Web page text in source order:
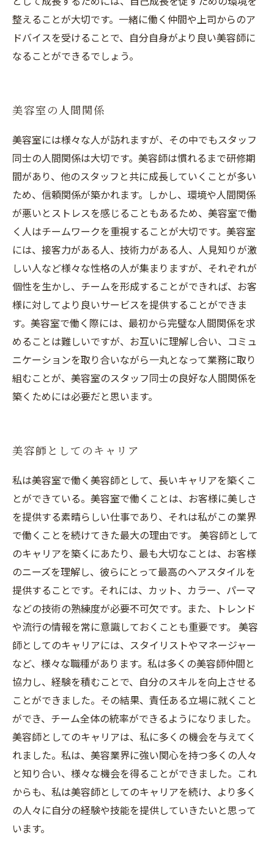
整えることが大切です。一緒に働く仲間や上司からのア
ドバイスを受けることで、自分自身がより良い美容師に
なることができるでしょう。
美容室の人間関係
美容室には様々な人が訪れますが、その中でもスタッフ
同士の人間関係は大切です。美容師は慣れるまで研修期
間があり、他のスタッフと共に成長していくことが多い
ため、信頼関係が築かれます。しかし、環境や人間関係
が悪いとストレスを感じることもあるため、美容室で働
く人はチームワークを重視することが大切です。美容室
には、接客力がある人、技術力がある人、人見知りが激
しい人など様々な性格の人が集まりますが、それぞれが
個性を生かし、チームを形成することができれば、お客
様に対してより良いサービスを提供することができま
す。美容室で働く際には、最初から完璧な人間関係を求
めることは難しいですが、お互いに理解し合い、コミュ
ニケーションを取り合いながら一丸となって業務に取り
組むことが、美容室のスタッフ同士の良好な人間関係を
築くためには必要だと思います。
美容師としてのキャリア
私は美容室で働く美容師として、長いキャリアを築くこ
とができている。美容室で働くことは、お客様に美しさ
を提供する素晴らしい仕事であり、それは私がこの業界
で働くことを続けてきた最大の理由です。 美容師として
のキャリアを築くにあたり、最も大切なことは、お客様
のニーズを理解し、彼らにとって最高のヘアスタイルを
提供することです。それには、カット、カラー、パーマ
などの技術の熟練度が必要不可欠です。また、トレンド
や流行の情報を常に意識しておくことも重要です。 美容
師としてのキャリアには、スタイリストやマネージャー
など、様々な職種があります。私は多くの美容師仲間と
協力し、経験を積むことで、自分のスキルを向上させる
ことができました。その結果、責任ある立場に就くこと
ができ、チーム全体の統率ができるようになりました。
美容師としてのキャリアは、私に多くの機会を与えてく
れました。私は、美容業界に強い関心を持つ多くの人々
と知り合い、様々な機会を得ることができました。これ
からも、私は美容師としてのキャリアを続け、より多く
の人々に自分の経験や技能を提供していきたいと思って
います。